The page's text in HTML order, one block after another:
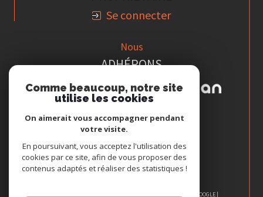
Se connecter
Nous
ADHÉRONS
© 2026 | TOUS DROITS RÉSERVÉS | TRADUCTION POWERED BY GOOGLE |
Comme beaucoup, notre site
utilise les cookies
On aimerait vous accompagner pendant
votre visite.
En poursuivant, vous acceptez l'utilisation des
cookies par ce site, afin de vous proposer des
contenus adaptés et réaliser des statistiques !